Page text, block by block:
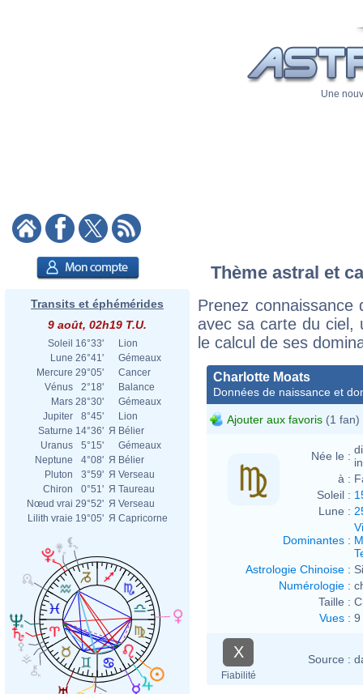
Une
Transits et éphémérides
9 août, 02h19 T.U.
Soleil 16°33'
Lion
Lune 26°41'
Gémeaux
Mercure 29°05'
Cancer
Vénus
2°18'
Balance
Mars 28°30'
Gémeaux
Jupiter
8°45'
Lion
Saturne 14°36' Я Bélier
Uranus
5°15'
Gémeaux
Neptune
4°08' Я Bélier
Pluton
3°59' Я Verseau
Chiron
0°51' Я Taureau
Nœud vrai 29°52' Я Verseau
Lilith vraie 19°05' Я Capricorne
Thème astral et
Prenez
avec sa carte du ciel,
le calcul de ses
Charlotte Moats
Données de naissance et
Ajouter aux favoris (1 fan)
Née le :
à :
Soleil :
Lune :
Dominantes :
Astrologie Chinoise :
Numérologie :
Taille :
Vues : 9
X
Fiabilité
Source :